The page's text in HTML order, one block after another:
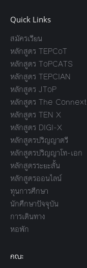
Quick Links
สมัครเรียน
หลักสูตร TEPCoT
หลักสูตร ToPCATS
หลักสูตร TEPCIAN
หลักสูตร JToP
หลักสูตร The Connext
หลักสูตร TEN X
หลักสูตร DIGI-X
หลักสูตรปริญญาตรี
หลักสูตรปริญญาโท-เอก
หลักสูตรระยะสั้น
หลักสูตรออนไลน์
ทุนการศึกษา
นักศึกษาปัจจุบัน
การเดินทาง
หอพัก
คณะ